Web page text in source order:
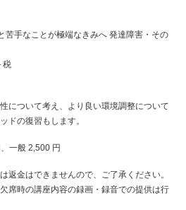
苦手なことが極端なきみへ 発達障害・その
税
について考え、より良い環境調整について
ドの復習もします。
一般 2,500 円
返金はできませんので、ご了承ください。
席時の講座内容の録画・録音での提供は行